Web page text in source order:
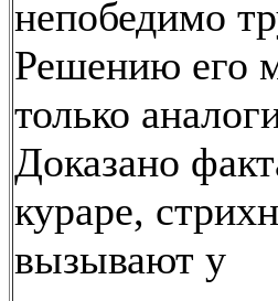
непобедимо
Решению его
только
Доказано
кураре,
вызывают у